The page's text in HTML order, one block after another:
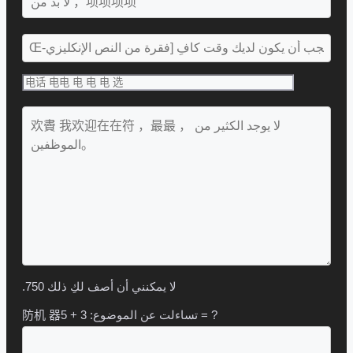
.لا يمكنني أن أصف لكِ ذلك750
防机 器تساءلت عن الموضوع: 3 + 5 = ?